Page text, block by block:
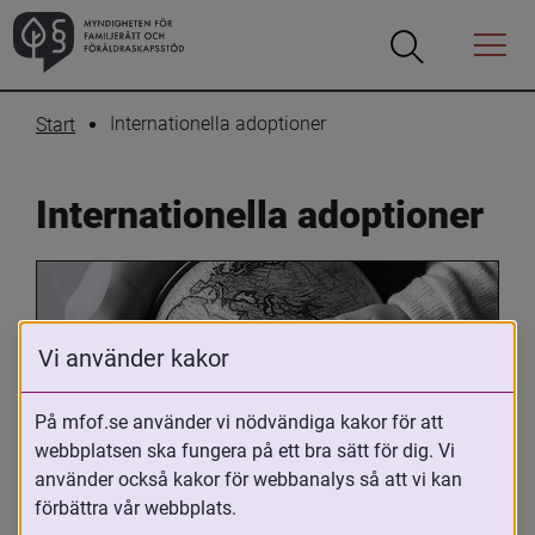
Öppna
Öppna
Menyn
Start Internationella adoptioner
Internationella adoptioner
Oavsett om du är adopterad,
adoptivförälder eller arbetar med
Vi använder kakor
På mfof.se använder vi nödvändiga kakor för att
webbplatsen ska fungera på ett bra sätt för dig. Vi
använder också kakor för webbanalys så att vi kan
förbättra vår webbplats.